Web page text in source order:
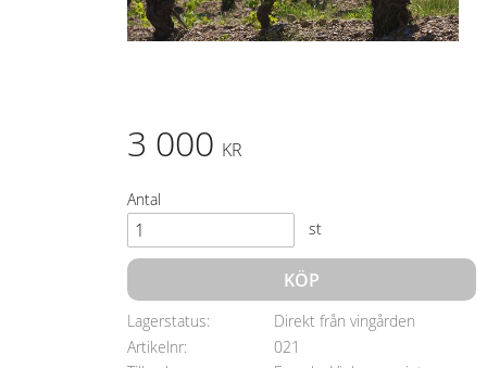
3 000 KR
Antal
st
KÖP
Lagerstatus
Direkt från vingården
Artikelnr
021